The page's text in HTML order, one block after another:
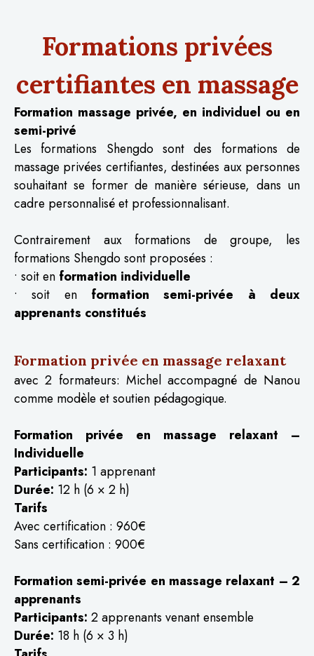
Formations privées
certifiantes en massage
Formation massage privée, en individuel ou en
semi-privé
Les formations Shengdo sont des formations de
massage privées certifiantes, destinées aux personnes
souhaitant se former de manière sérieuse, dans un
cadre personnalisé et professionnalisant.
Contrairement aux formations de groupe, les
formations Shengdo sont proposées :
• soit en formation individuelle
• soit en formation semi-privée à deux
apprenants constitués
Formation privée en massage relaxant
avec 2 formateurs: Michel accompagné de Nanou
comme modèle et soutien pédagogique.
Formation privée en massage relaxant –
Individuelle
Participants: 1 apprenant
Durée: 12 h (6 × 2 h)
Tarifs
Avec certification : 960€
Sans certification : 900€
Formation semi-privée en massage relaxant – 2
apprenants
Participants: 2 apprenants venant ensemble
Durée: 18 h (6 × 3 h)